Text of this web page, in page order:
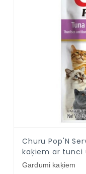
Churu Pop'N
kaķiem ar tunci
Gardumi kaķiem